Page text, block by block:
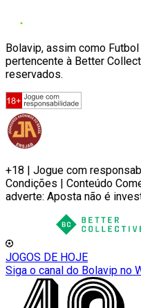
Bolavip, assim como
pertencente à Better
reservados.
+18 | Jogue com
Condições | Conteúdo
adverte: Aposta não é
JOGOS DE HOJE
Siga o canal do Bolavip no